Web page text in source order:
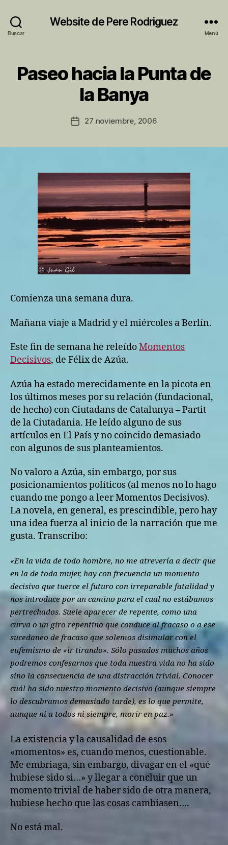
Buscar
Website de Pere Rodriguez
Menú
Categorías
R
Paseo hacia la Punta de
la Banya
Autor
entrada
P
o
r
e
e
Fecha27 noviembre, 2006
Comienza una semana dura.
Mañana viaje a Madrid y el miércoles a Berlín.
Este fin de semana he releídoMomentos
Decisivos, de Félix de Azúa.
Azúa ha estado merecidamente en la picota en
los últimos meses por su relación (fundacional,
de hecho) con Ciutadans de Catalunya – Partit
de la Ciutadania. He leído alguno de sus
artículos en El País y no coincido demasiado
con algunos de sus planteamientos.
No valoro a Azúa, sin embargo, por sus
posicionamientos políticos (al menos no lo hago
cuando me pongo a leer Momentos Decisivos).
La novela, en general, es prescindible, pero hay
una idea fuerza al inicio de la narración que me
gusta. Transcribo:
«En la vida de todo hombre, no me atrevería a decir que
en la de toda mujer, hay con frecuencia un momento
decisivo que tuerce el futuro con irreparable fatalidad y
nos introduce por un camino para el cual no estábamos
pertrechados. Suele aparecer de repente, como una
curva o un giro repentino que conduce al fracaso o a ese
sucedaneo de fracaso que solemos disimular con el
eufemismo de «ir tirando». Sólo pasados muchos años
podremos confesarnos que toda nuestra vida no ha sido
sino la consecuencia de una distracción trivial. Conocer
cuál ha sido nuestro momento decisivo (aunque siempre
lo descubramos demasiado tarde), es lo que permite,
aunque ni a todos ni siempre, morir en paz.»
La existencia y la causalidad de esos
«momentos» es, cuando menos, cuestionable.
Me embriaga, sin embargo, divagar en el «qué
hubiese sido si…» y llegar a concluir que un
momento trivial de haber sido de otra manera,
hubiese hecho que las cosas cambiasen….
No está mal.